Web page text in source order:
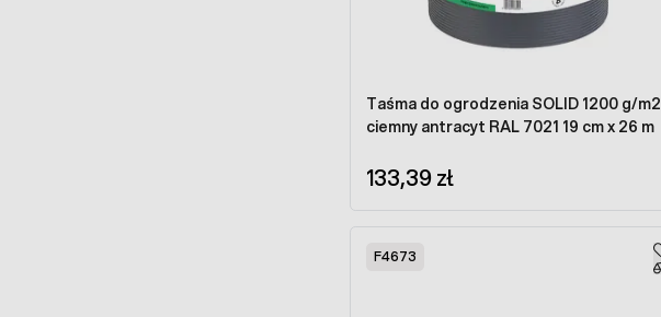
Taśma do ogrodzenia SOLID 1200 g/m2
ciemny antracyt RAL 7021 19 cm x 26 m
133,39 zł
F4673